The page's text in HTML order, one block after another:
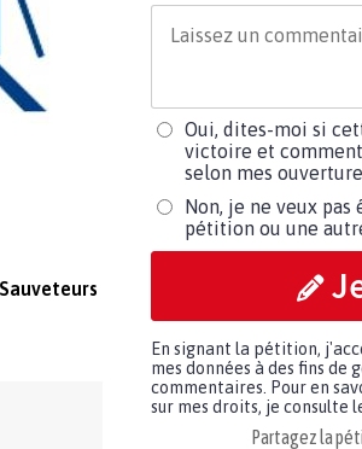
Oui, dites-moi si
victoire et
selon mes
Non, je ne veux
pétition ou une
En signant la pétition,
mes données à des fins de
commentaires. Pour en
sur mes droits, je consulte
Partagez la